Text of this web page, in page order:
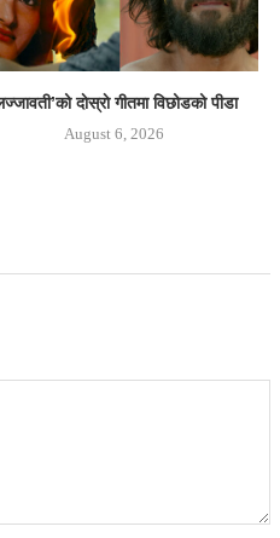
दाेस्राे गीतमा विछोडको पीडा
August 6, 2026